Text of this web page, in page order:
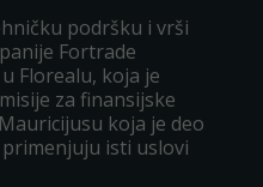
podršku i vrši
Fortrade
Florealu, koja je
za finansijske
koja je deo
isti uslovi